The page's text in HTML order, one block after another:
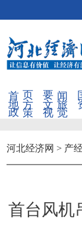
地方 文旅
政策 视觉
河北经济网 > 产
首台风机